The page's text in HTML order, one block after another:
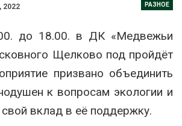
РАЗНОЕ
2022
до 18.00. в ДК «Медвежьи
Щелково под пройдёт
призвано объединить
к вопросам экологии и
вклад в её поддержку.